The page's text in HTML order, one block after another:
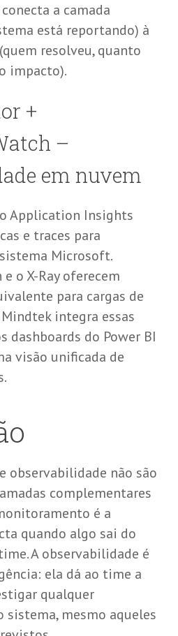
a camada
está reportando) à
resolveu, quanto
impacto).
+
–
em nuvem
Application Insights
e traces para
Microsoft.
e o X-Ray oferecem
para cargas de
Mindtekintegra essas
dashboards do Power BI
visão unificada de
observabilidade não são
complementares
é a
quando algo sai do
A observabilidade é
ela dá ao time a
qualquer
mesmo aqueles